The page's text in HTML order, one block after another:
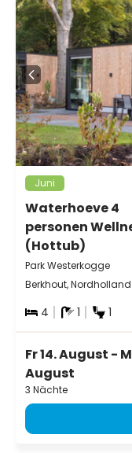
Juni
Waterhoeve 4
personen
(Hottub)
Park Westerkogge
Berkhout, Nordholland
4 1 1
Fr 14. August -
August
3 Nächte